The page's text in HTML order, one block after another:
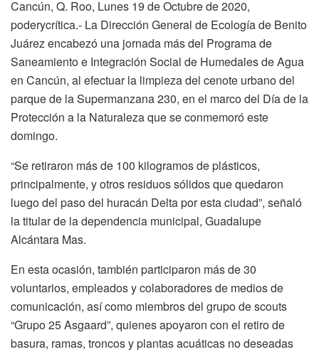
Cancún, Q. Roo, Lunes 19 de Octubre de 2020,
poderycrítica.- La Dirección General de Ecología de Benito
Juárez encabezó una jornada más del Programa de
Saneamiento e Integración Social de Humedales de Agua
en Cancún, al efectuar la limpieza del cenote urbano del
parque de la Supermanzana 230, en el marco del Día de la
Protección a la Naturaleza que se conmemoró este
domingo.
“Se retiraron más de 100 kilogramos de plásticos,
principalmente, y otros residuos sólidos que quedaron
luego del paso del huracán Delta por esta ciudad”, señaló
la titular de la dependencia municipal, Guadalupe
Alcántara Mas.
En esta ocasión, también participaron más de 30
voluntarios, empleados y colaboradores de medios de
comunicación, así como miembros del grupo de scouts
“Grupo 25 Asgaard”, quienes apoyaron con el retiro de
basura, ramas, troncos y plantas acuáticas no deseadas